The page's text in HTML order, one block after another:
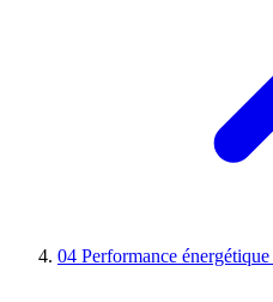
04 Performance énergétique